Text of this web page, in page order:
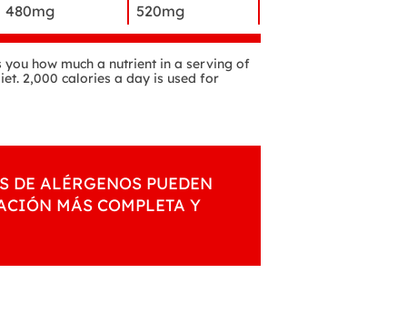
480mg
520mg
you how much a nutrient in a serving of
2,000 calories a day is used for
ALÉRGENOS PUEDEN
MÁS COMPLETA Y